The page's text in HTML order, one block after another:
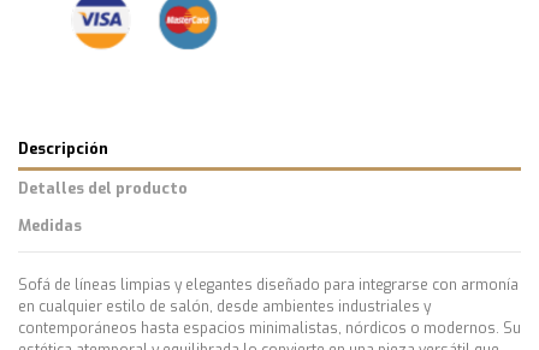
Descripción
Detalles del producto
Medidas
Sofá de líneas limpias y elegantes diseñado para integrarse con armonía
en cualquier estilo de salón, desde ambientes industriales y
contemporáneos hasta espacios minimalistas, nórdicos o modernos. Su